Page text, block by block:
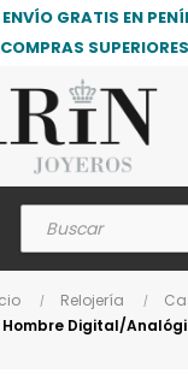
GRATIS EN
Relojería
Hombre Digital/